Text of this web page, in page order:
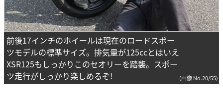
前後17インチのホイールは現在のロードスポー
ツモデルの標準サイズ。排気量が125ccとはいえ
XSR125もしっかりこのセオリーを踏襲。スポー
ツ走行がしっかり楽しめるぞ!
(画像 No.20/55)